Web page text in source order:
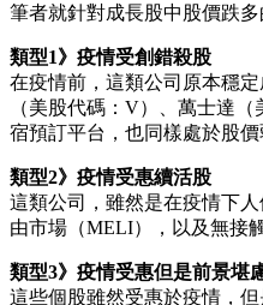
筆者就針對成長股中股價跌
類型1》疫情受創錯殺股
在疫情前，這類公司原本穩
（美股代碼：V）、萬士達
宿預訂平台，也同樣處於股價
類型2》疫情受惠續活股
這類公司，雖然是在疫情下
由市場（MELI），以及無接
類型3》疫情受惠但是前景堪
這些個股雖然受惠於疫情，